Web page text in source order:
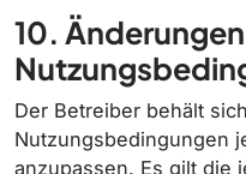
10.
Der Betreiber behält
Nutzungsbedingungen
anzupassen. Es gilt die